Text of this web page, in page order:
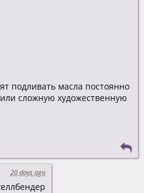
подливать масла постоянно
сложную художественную
20 days ago